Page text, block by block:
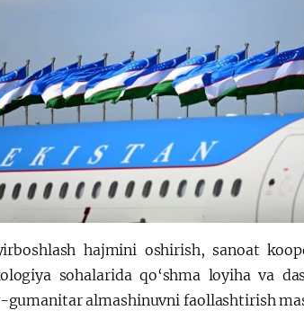
hajmini oshirish, sanoat
sohalarida qo‘shma loyiha va
gumanitar almashinuvni faollashtirish